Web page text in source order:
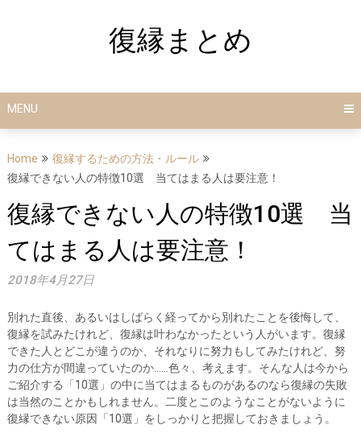
復縁まとめ
MENU
Home
復縁するための方法・ルール
復縁できない人の特徴10選 当てはまる人は要注意！
復縁できない人の特徴10選 当
てはまる人は要注意！
2018年4月27日
別れた直後、あるいはしばらく経ってから別れたことを後悔して、
復縁を試みたけれど、復縁は叶わなかったという人がいます。復縁
できた人とどこが違うのか、それなりに努力もしてみたけれど、努
力の仕方が間違っていたのか……色々、考えます。そんな人は今から
ご紹介する「10選」の中に当てはまるものがあるのなら復縁の失敗
は当然のことかもしれません。二度とこのようなことがないように
復縁できない原因「10選」をしっかりと把握しておきましょう。